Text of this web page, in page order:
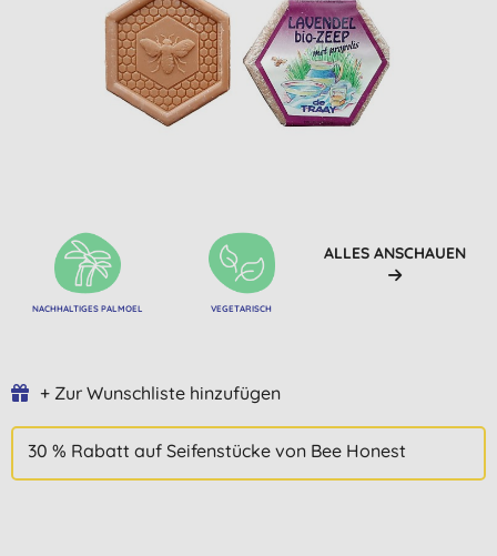
NACHHALTIGES PALMOEL VEGETARISCH
ALLES ANSCHAUEN
+ Zur Wunschliste hinzufügen
30 % Rabatt auf Seifenstücke von Bee Honest